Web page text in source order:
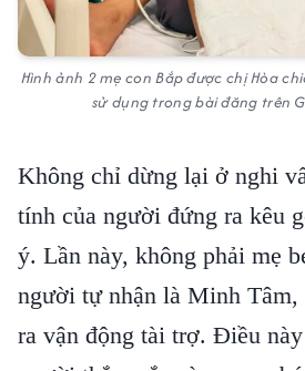
Hình ảnh 2 mẹ con Bắp được chị Hòa
sử dụng trong bài đăng trên
Không chỉ dừng lại ở nghi
tính của người đứng ra kêu
ý. Lần này, không phải mẹ
người tự nhận là Minh Tâm,
ra vận động tài trợ. Điều